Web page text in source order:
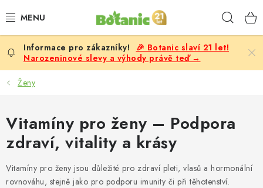
na
PREMIUM
DOPLŇKY STRAVY
POTRAVINY, NÁPOJE
SLEVY, AKCE
🎉 Botanic slaví 21 let!
Narozeninové slevy a výhody právě teď →
Ženy
Vitamíny pro ženy – Podpora
zdraví, vitality a krásy
Vitamíny pro ženy jsou důležité pro zdraví pleti, vlasů a hormonální
rovnováhu, stejně jako pro podporu imunity či při těhotenství.